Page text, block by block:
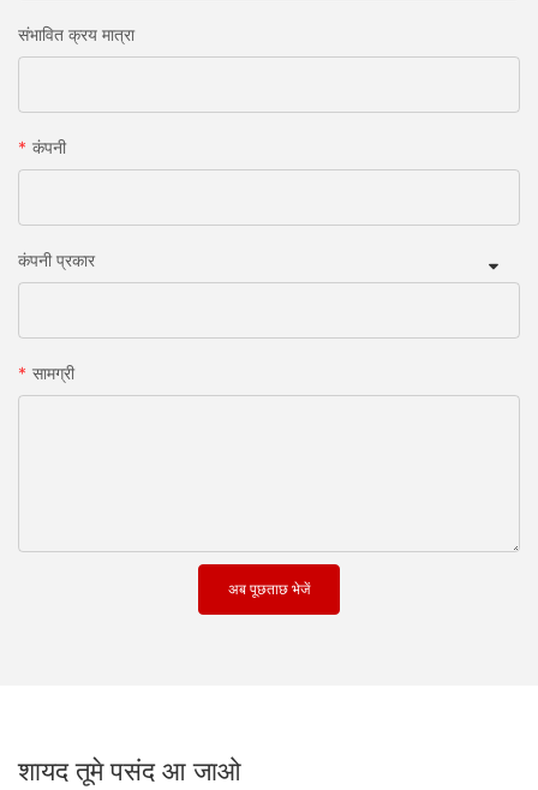
संभावित क्रय मात्रा
कंपनी
कंपनी प्रकार
सामग्री
अब पूछताछ भेजें
शायद तूमे पसंद आ जाओ